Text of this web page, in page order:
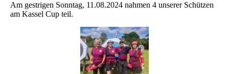
Am gestrigen Sonntag, 11.08.2024 nahmen 4 unserer Schützen
am Kassel Cup teil.